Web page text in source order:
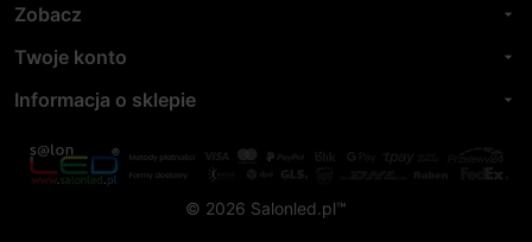
Zobacz arrow_drop_down
Twoje konto arrow_drop_down
Informacja o sklepie arrow_drop_down
© 2026 Salonled.pl™